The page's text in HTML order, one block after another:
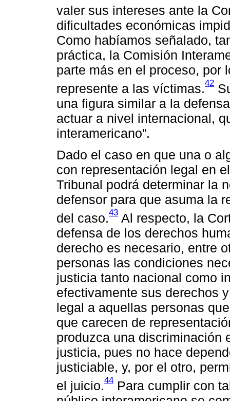
valer sus intereses ante la
dificultades económicas
Como habíamos señalado,
práctica, la Comisión
parte más en el proceso, por
represente a las víctimas.42
una figura similar a la
actuar a nivel internacional,
interamericano”.
Dado el caso en que una o
con representación legal en
Tribunal podrá determinar la
defensor para que asuma la
del caso.43 Al respecto, la
defensa de los derechos
derecho es necesario, entre
personas las condiciones
justicia tanto nacional como
efectivamente sus derechos
legal a aquellas personas
que carecen de
produzca una discriminación
justicia, pues no hace
justiciable, y, por el otro,
el juicio.44 Para cumplir con